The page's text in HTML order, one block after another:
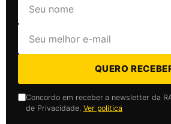
QUERO
Concordo em receber a newsletter da
de Privacidade. Ver política